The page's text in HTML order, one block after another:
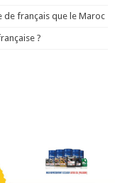
de français que le Maroc
?